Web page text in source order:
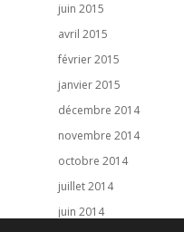
juin 2015
avril 2015
février 2015
janvier 2015
décembre 2014
novembre 2014
octobre 2014
juillet 2014
juin 2014